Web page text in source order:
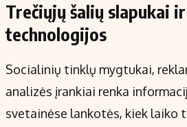
Trečiųjų šalių slapukai
technologijos
Socialinių tinklų mygtukai,
analizės įrankiai renka
svetainėse lankotės, kiek laiko